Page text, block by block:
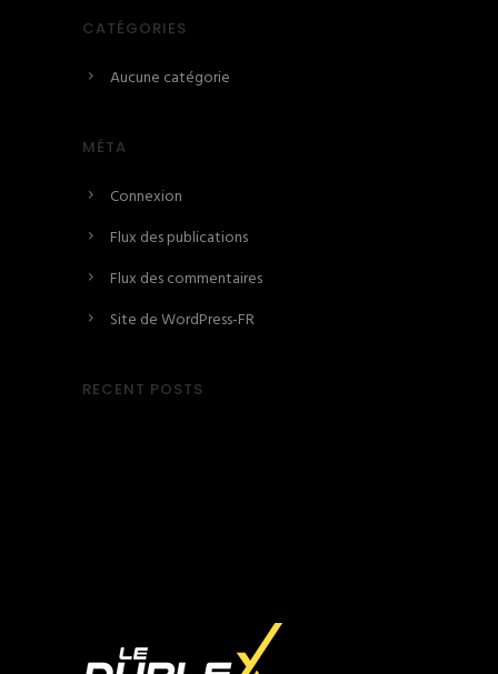
CATÉGORIES
Aucune catégorie
MÉTA
Connexion
Flux des publications
Flux des commentaires
Site de WordPress-FR
RECENT POSTS